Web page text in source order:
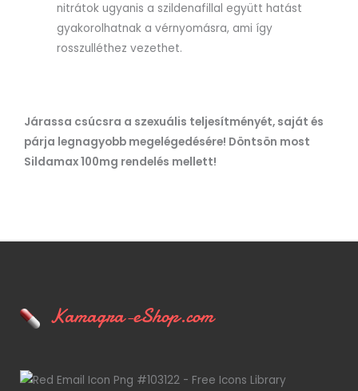
nitrátok ugyanis a szildenafillal együtt hatást
gyakorolhatnak a vérnyomásra, ami így
rosszulléthez vezethet.
Járassa csúcsra a szexuális teljesítményét, saját és
párja legnagyobb megelégedésére! Döntsön most
Sildamax 100mg rendelés mellett!
Kamagra-eShop.com